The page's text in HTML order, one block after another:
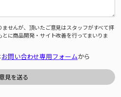
せんが、頂いたご意見はスタッフがすべて拝
に商品開発・サイト改善を行ってまいりま
お問い合わせ専用フォームから